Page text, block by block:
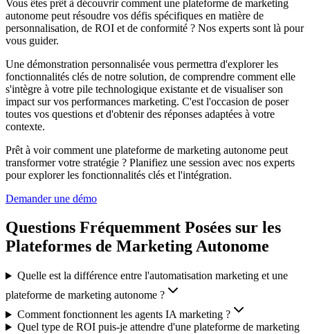
Vous êtes prêt à découvrir comment une plateforme de marketing
autonome peut résoudre vos défis spécifiques en matière de
personnalisation, de ROI et de conformité ? Nos experts sont là pour
vous guider.
Une démonstration personnalisée vous permettra d'explorer les
fonctionnalités clés de notre solution, de comprendre comment elle
s'intègre à votre pile technologique existante et de visualiser son
impact sur vos performances marketing. C'est l'occasion de poser
toutes vos questions et d'obtenir des réponses adaptées à votre
contexte.
Prêt à voir comment une plateforme de marketing autonome peut
transformer votre stratégie ? Planifiez une session avec nos experts
pour explorer les fonctionnalités clés et l'intégration.
Demander une démo
Questions Fréquemment Posées sur les
Plateformes de Marketing Autonome
Quelle est la différence entre l'automatisation marketing et une
plateforme de marketing autonome ?
Comment fonctionnent les agents IA marketing ?
Quel type de ROI puis-je attendre d'une plateforme de marketing